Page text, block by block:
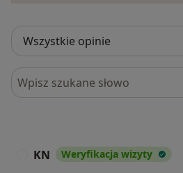
Szukaj w opiniach
KN Weryfikacja wizyty